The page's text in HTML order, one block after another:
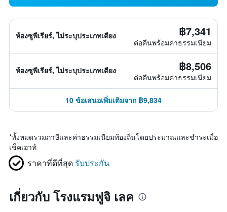
ห้องซูพีเรียร์, ไม่ระบุประเภทเตียง ฿7,341
ต่อคืนพร้อมค่าธรรมเนียม
ห้องซูพีเรียร์, ไม่ระบุประเภทเตียง ฿8,506
ต่อคืนพร้อมค่าธรรมเนียม
10 ข้อเสนอเพิ่มเติมจาก ฿9,834
*ทั้งหมดรวมภาษีและค่าธรรมเนียมท้องถิ่นโดยประมาณและชำระเมื่อ
เช็คเอาท์
ราคาที่ดีที่สุด รับประกัน
เกี่ยวกับ โรงแรมฟูจิ เลค